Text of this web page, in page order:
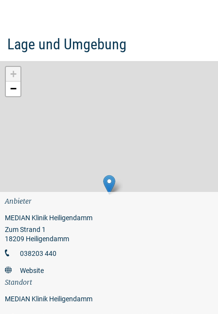
Lage und Umgebung
+
−
Anbieter
MEDIAN Klinik Heiligendamm
Zum Strand 1
18209 Heiligendamm
038203 440
Website
Standort
MEDIAN Klinik Heiligendamm